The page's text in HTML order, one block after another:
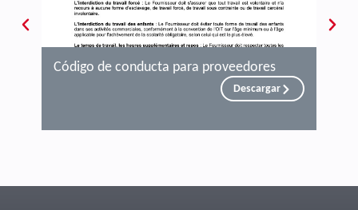
Código de conducta para proveedores
Descargar